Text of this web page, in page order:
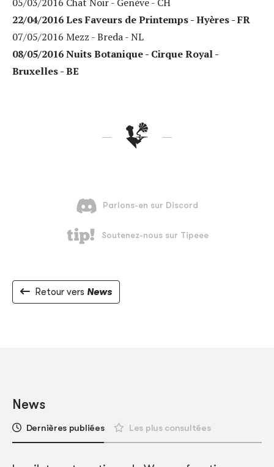
22/04/2016 Les Faveurs de Printemps - Hyères - FR
07/05/2016 Mezz - Breda - NL
08/05/2016 Nuits Botanique - Cirque Royal -
Bruxelles - BE
Retour vers News
News
Dernières publiées Les plus consultées